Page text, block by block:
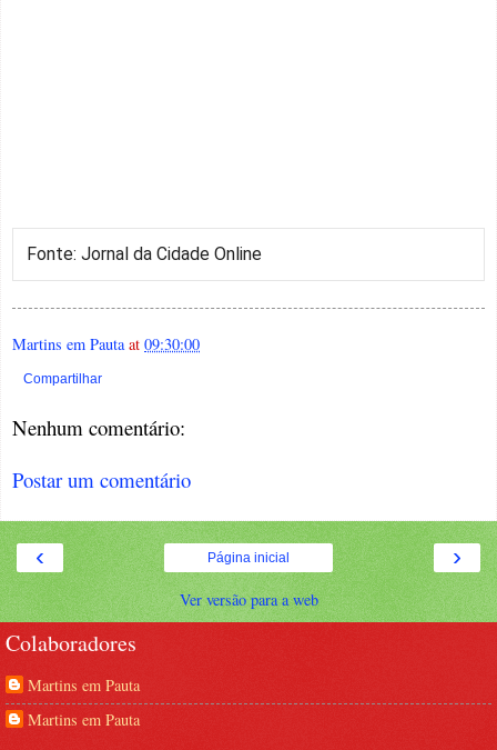
Fonte: Jornal da Cidade Online
Martins em Pauta at 09:30:00
Compartilhar
Nenhum comentário:
Postar um comentário
‹ ›
Página inicial
Ver versão para a web
Colaboradores
Martins em Pauta
Martins em Pauta